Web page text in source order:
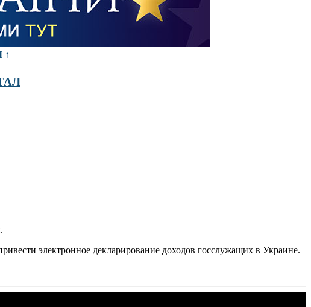
↑
электронное декларирование доходов госслужащих в Украине.